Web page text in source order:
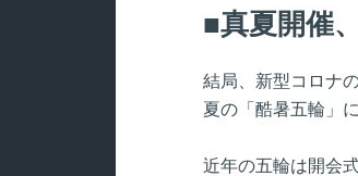
真夏開催
結局、新型コロナ
夏の「酷暑五輪」
近年の五輪は開会